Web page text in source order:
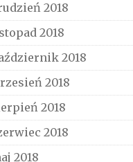
2018
2018
2018
2018
2018
2018
2018